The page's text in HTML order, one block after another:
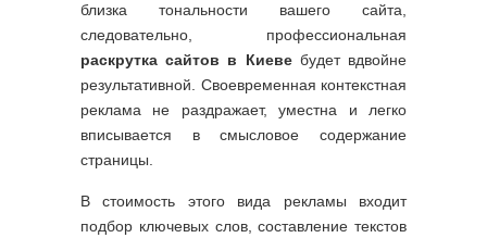
близка тональности вашего сайта,
следовательно, профессиональная
раскрутка сайтов в Киевебудет вдвойне
результативной. Своевременная контекстная
реклама не раздражает, уместна и легко
вписывается в смысловое содержание
страницы.
В стоимость этого вида рекламы входит
подбор ключевых слов, составление текстов